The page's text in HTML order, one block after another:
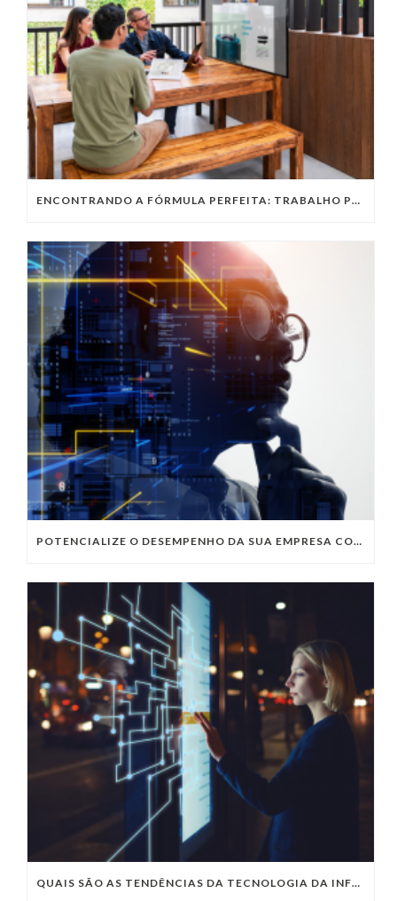
ENCONTRANDO A FÓRMULA PERFEITA: TRABALHO PRESENCIAL, HOME OFFICE OU TRABALHO HÍBRIDO?
POTENCIALIZE O DESEMPENHO DA SUA EMPRESA COM OS SERVIÇOS DE TI DA VIVO VITA
QUAIS SÃO AS TENDÊNCIAS DA TECNOLOGIA DA INFORMAÇÃO PARA 2023?